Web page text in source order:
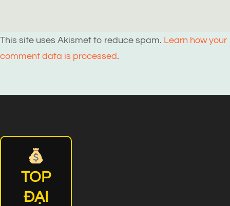
This site uses Akismet to reduce spam. Learn how your
comment data is processed.
TOP
ĐẠI